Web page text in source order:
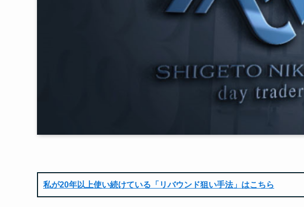
私が20年以上使い続けている「リバウンド狙い手法」はこちら